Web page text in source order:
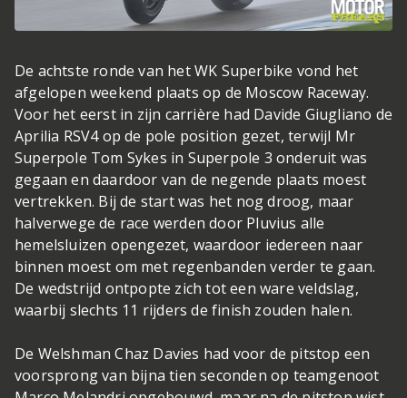
De achtste ronde van het WK Superbike vond het
afgelopen weekend plaats op de Moscow Raceway.
Voor het eerst in zijn carrière had Davide Giugliano de
Aprilia RSV4 op de pole position gezet, terwijl Mr
Superpole Tom Sykes in Superpole 3 onderuit was
gegaan en daardoor van de negende plaats moest
vertrekken. Bij de start was het nog droog, maar
halverwege de race werden door Pluvius alle
hemelsluizen opengezet, waardoor iedereen naar
binnen moest om met regenbanden verder te gaan.
De wedstrijd ontpopte zich tot een ware veldslag,
waarbij slechts 11 rijders de finish zouden halen.
De Welshman Chaz Davies had voor de pitstop een
voorsprong van bijna tien seconden op teamgenoot